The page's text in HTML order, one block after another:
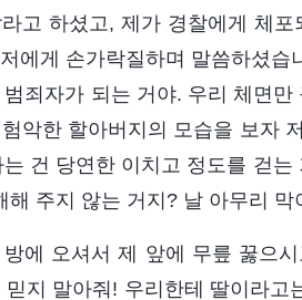
고 하셨고, 제가 경찰에게 체
에게 손가락질하며 말씀하셨습
죄자가 되는 거야. 우리 체면
악한 할아버지의 모습을 보자
건 당연한 이치고 정도를 걷
주지 않는 거지? 날 아무리
에 오셔서 제 앞에 무릎 꿇으
지 말아줘! 우리한테 딸이라고